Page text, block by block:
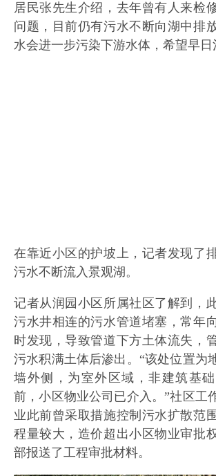
居民张先生介绍，去年曾有人来检
问题，目前仍有污水不断向湖中排
水会进一步污染下游水体，希望早日
在靠近小区的护坡上，记者发现了
污水不断流入景观湖。
记者从润园小区所属社区了解到，
污水井相连的污水管道堵塞，常年
时发现，导致管道下方土体流失，
污水积满土体后渗出。“该处位置为
墙外侧，为室外区域，非建筑基
前，小区物业公司已介入。”社区工
业此前曾采取措施控制污水扩散范
程量较大，造价超出小区物业审批
部报送了工程审批材料。